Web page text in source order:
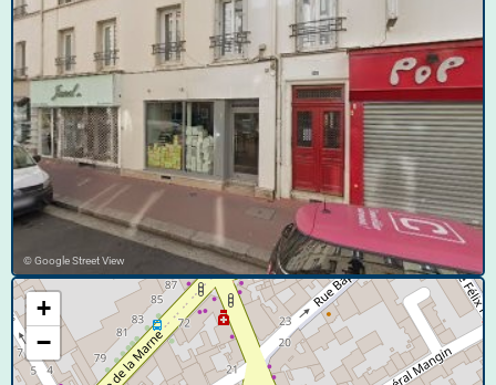
© Google Street View
+
−